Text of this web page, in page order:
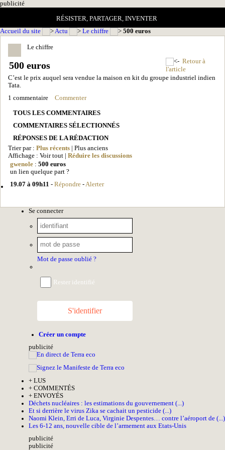
publicité
RÉSISTER, PARTAGER, INVENTER
Accueil du site
Actu Le chiffre 500 euros
Le chiffre
500 euros
Retour à
l'article
C’est le prix auquel sera vendue la maison en kit du groupe industriel indien
Tata.
1 commentaire
Commenter
TOUS LES COMMENTAIRES
COMMENTAIRES SÉLECTIONNÉS
RÉPONSES DE LA RÉDACTION
Trier par : Plus récents | Plus anciens
Affichage : Voir tout | Réduire les discussions
gwenole : 500 euros
un lien quelque part ?
19.07 à 09h11 - Répondre - Alerter
Se connecter
Mot de passe oublié ?
Rester identifié
S'identifier
Créer un compte
publicité
+ LUS
+ COMMENTÉS
+ ENVOYÉS
Déchets nucléaires : les estimations du gouvernement (...)
Et si derrière le virus Zika se cachait un pesticide (...)
Naomi Klein, Erri de Luca, Virginie Despentes… contre l’aéroport de (...)
Les 6-12 ans, nouvelle cible de l’armement aux Etats-Unis
publicité
publicité